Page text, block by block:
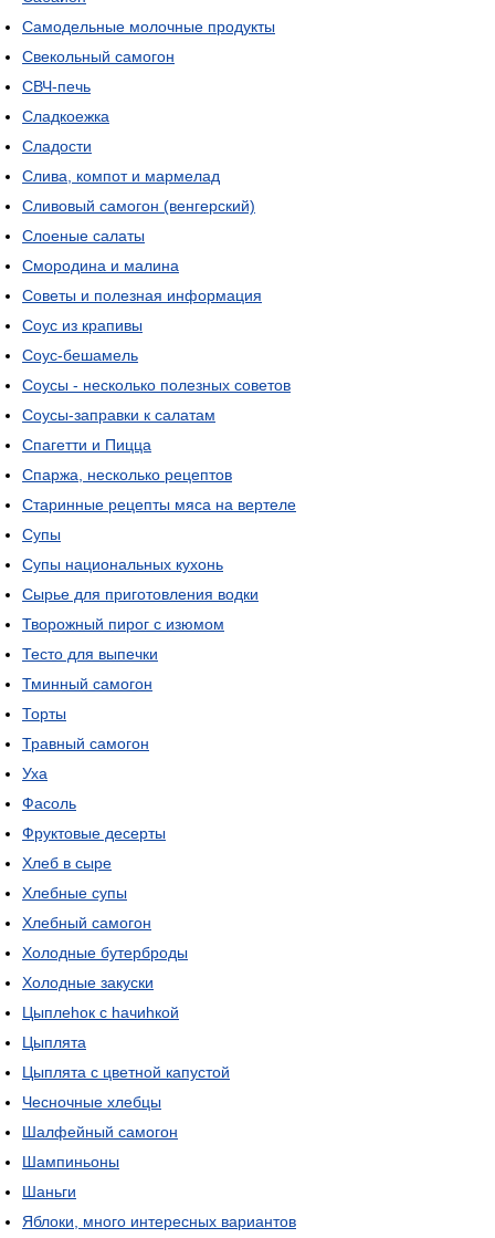
Самодельные молочные продукты
Свекольный самогон
СВЧ-печь
Сладкоежка
Сладости
Слива, компот и мармелад
Сливовый самогон (венгерский)
Слоеные салаты
Смородина и малина
Советы и полезная информация
Соус из крапивы
Соус-бешамель
Соусы - несколько полезных советов
Соусы-заправки к салатам
Спагетти и Пицца
Спаржа, несколько рецептов
Старинные рецепты мяса на вертеле
Супы
Супы национальных кухонь
Сырье для приготовления водки
Творожный пирог с изюмом
Тесто для выпечки
Тминный самогон
Торты
Травный самогон
Уха
Фасоль
Фруктовые десерты
Хлеб в сыре
Хлебные супы
Хлебный самогон
Холодные бутерброды
Холодные закуски
Цыплеhок с hачиhкой
Цыплята
Цыплята с цветной капустой
Чесночные хлебцы
Шалфейный самогон
Шампиньоны
Шаньги
Яблоки, много интересных вариантов